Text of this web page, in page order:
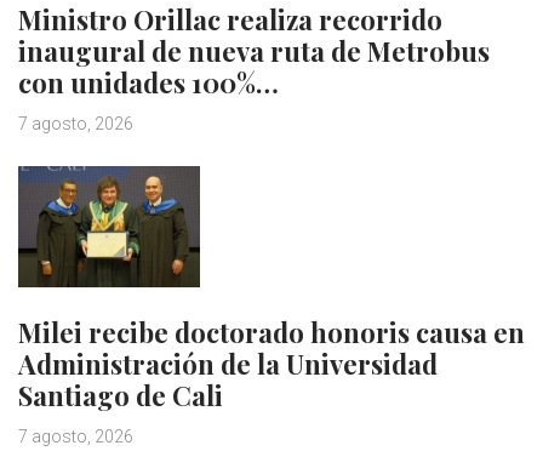
Ministro Orillac realiza recorrido
inaugural de nueva ruta de Metrobus
con unidades 100%…
7 agosto, 2026
Milei recibe doctorado honoris causa en
Administración de la Universidad
Santiago de Cali
7 agosto, 2026